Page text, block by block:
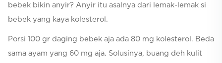
bebek bikin anyir? Anyir itu asalnya dari lemak-lemak si
bebek yang kaya kolesterol.
Porsi 100 gr daging bebek aja ada 80 mg kolesterol. Beda
sama ayam yang 60 mg aja. Solusinya, buang deh kulit